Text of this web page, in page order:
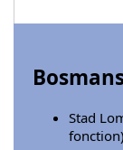
Stad
fonction)